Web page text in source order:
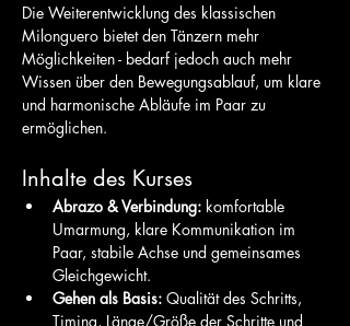
Die Weiterentwicklung des klassischen
Milonguero bietet den Tänzern mehr
Möglichkeiten - bedarf jedoch auch mehr
Wissen über den Bewegungsablauf, um klare
und harmonische Abläufe im Paar zu
ermöglichen.
Inhalte des Kurses
Abrazo & Verbindung: komfortable
Umarmung, klare Kommunikation im
Paar, stabile Achse und gemeinsames
Gleichgewicht.
Gehen als Basis: Qualität des Schritts,
Timing, Länge/Größe der Schritte und